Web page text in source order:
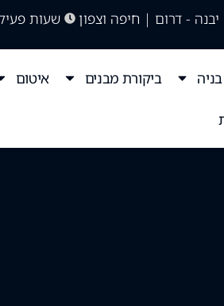
- דרום | חיפה וצפון שעות פעילות:
בניה ביקורת מבנים איטום